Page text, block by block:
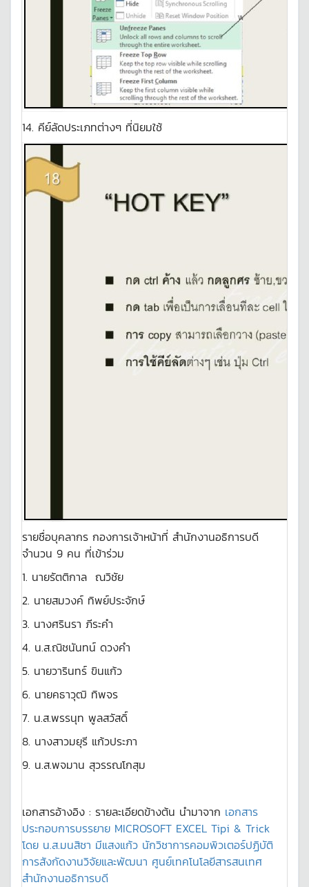
14. คีย์ลัดประเภทต่างๆ ที่นิยมใช้
รายชื่อบุคลากร กองการเจ้าหน้าที่ สำนักงานอธิการบดี
จำนวน 9 คน ที่เข้าร่วม
1. นายรัตติกาล ณวิชัย
2. นายสมวงค์ ทิพย์ประจักษ์
3. นางศรินรา ภีระคำ
4. น.ส.ณิชนันทน์ ดวงคำ
5. นายวารินทร์ ขินแก้ว
6. นายคธาวุฒิ ทิพจร
7. น.ส.พรรนุท พูลสวัสดิ์
8. นางสาวมยุรี แก้วประภา
9. น.ส.พจมาน สุวรรณโกสุม
เอกสารอ้างอิง : รายละเอียดข้างต้น นำมาจาก เอกสาร
ประกอบการบรรยาย MICROSOFT EXCEL Tipi & Trick
โดย น.ส.มนสิชา มีแสงแก้ว นักวิชาการคอมพิวเตอร์ปฏิบัติ
การสังกัดงานวิจัยและพัฒนา ศูนย์เทคโนโลยีสารสนเทศ
สำนักงานอธิการบดี